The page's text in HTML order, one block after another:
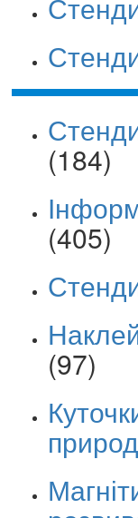
(184)
(405)
(97)